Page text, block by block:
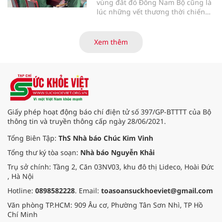
vùng đất đỏ Đông Nam Bộ cũng là
lúc những vết thương thời chiến
binh và người có công Long Đất
đem đến hơi ấm từ những phương
pháp Nam y thuần Việt, giúp xoa
dịu cơn đau và nâng cao sức khỏe
cho các cựu chiến binh trước sự
thay đổi đột ngột của thời tiết.
Xem thêm
Giấy phép hoạt động báo chí điện tử số 397/GP-BTTTT của Bộ
thông tin và truyền thông cấp ngày 28/06/2021.
Tổng Biên Tập: ThS Nhà báo Chúc Kim Vinh
Tổng thư ký tòa soạn: Nhà báo Nguyễn Khải
Trụ sở chính: Tầng 2, Căn 03NV03, khu đô thị Lideco, Hoài Đức
, Hà Nội
Hotline: 0898582228. Email: toasoansuckhoeviet@gmail.com
Văn phòng TP.HCM: 909 Âu cơ, Phường Tân Sơn Nhì, TP Hồ
Chí Minh